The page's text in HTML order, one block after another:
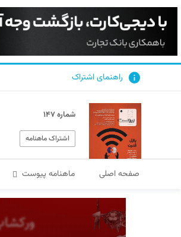
راهنمای اشتراک
شماره ۱۴۷
اشتراک ماهنامه
صفحه اصلی ماهنامه پیوست